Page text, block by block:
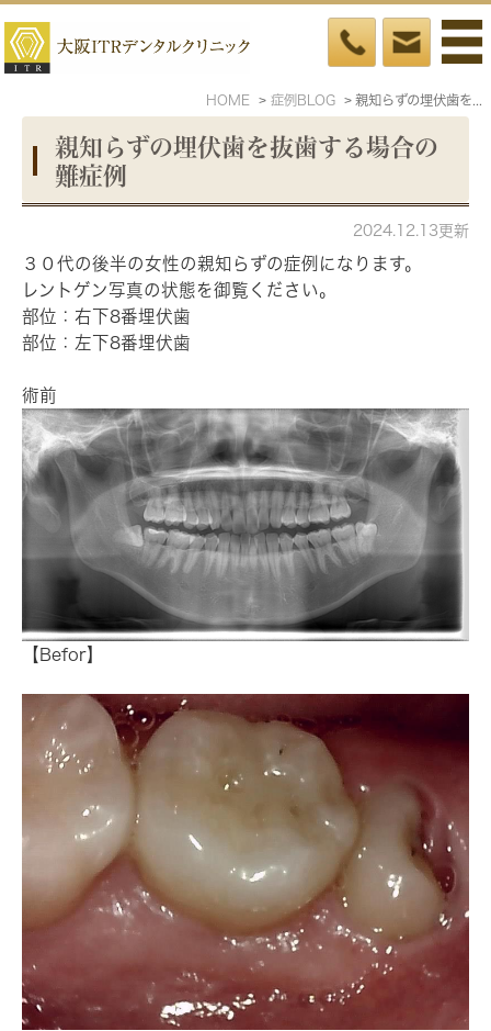
HOME 症例BLOG
親知らずの埋伏歯を抜歯する場合の
難症例
2024.12.13更新
３０代の後半の女性の親知らずの症例になります。
レントゲン写真の状態を御覧ください。
部位：右下8番埋伏歯
部位：左下8番埋伏歯
術前
【Befor】